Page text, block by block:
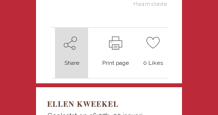
Haamstede
Share Print page 0 Likes
ELLEN KWEEKEL